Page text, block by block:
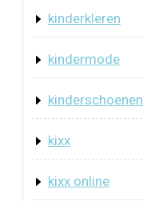
kinderkleren
kindermode
kinderschoenen
kixx
kixx online